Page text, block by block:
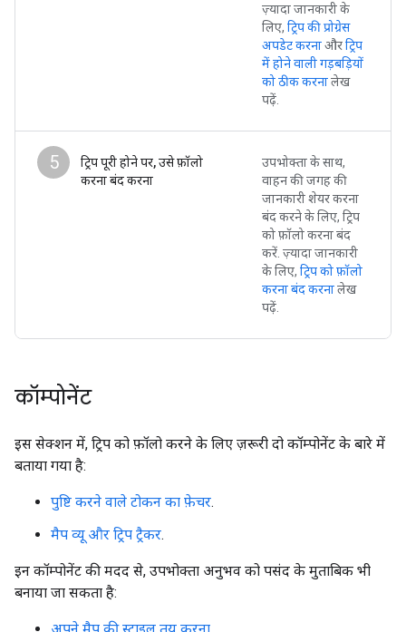
ज़्यादा जानकारी के
लिए, ट्रिप की प्रोग्रेस
अपडेट करनाऔरट्रिप
में होने वाली गड़बड़ियों
को ठीक करनालेख
पढ़ें.
5
ट्रिप पूरी होने पर, उसे फ़ॉलो
करना बंद करना
उपभोक्ता के साथ,
वाहन की जगह की
जानकारी शेयर करना
बंद करने के लिए, ट्रिप
को फ़ॉलो करना बंद
करें. ज़्यादा जानकारी
के लिए, ट्रिप को फ़ॉलो
करना बंद करनालेख
पढ़ें.
कॉम्पोनेंट
इस सेक्शन में, ट्रिप को फ़ॉलो करने के लिए ज़रूरी दो कॉम्पोनेंट के बारे में
बताया गया है:
पुष्टि करने वाले टोकन का फ़ेचर.
मैप व्यू और ट्रिप ट्रैकर.
इन कॉम्पोनेंट की मदद से, उपभोक्ता अनुभव को पसंद के मुताबिक भी
बनाया जा सकता है: